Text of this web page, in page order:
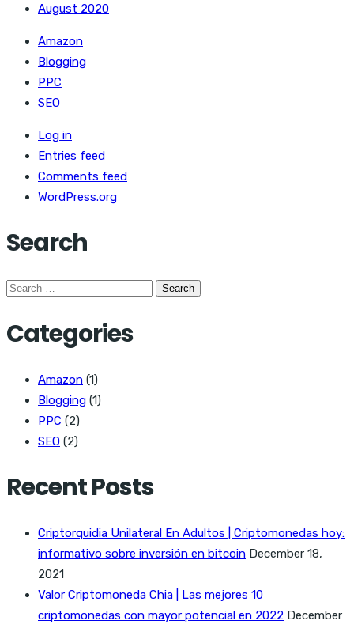
August 2020
Amazon
Blogging
PPC
SEO
Log in
Entries feed
Comments feed
WordPress.org
Search
Search
Categories
Amazon (1)
Blogging (1)
PPC (2)
SEO (2)
Recent Posts
Criptorquidia Unilateral En Adultos | Criptomonedas hoy:
informativo sobre inversión en bitcoin December 18,
2021
Valor Criptomoneda Chia | Las mejores 10
criptomonedas con mayor potencial en 2022 December